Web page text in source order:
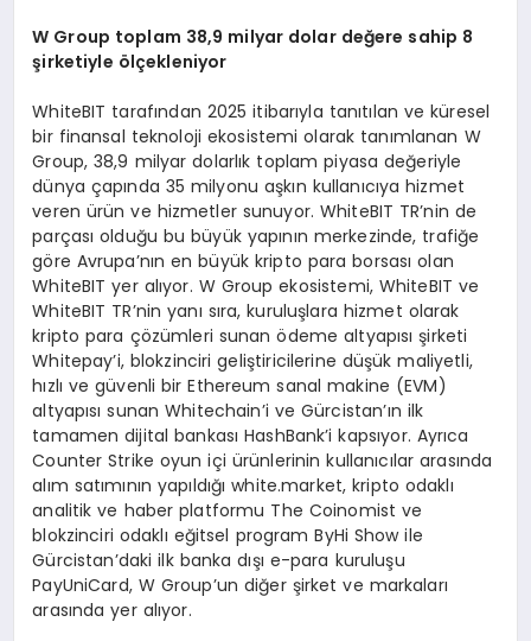
W Group toplam 38,9 milyar dolar değere sahip 8
şirketiyle ölçekleniyor
WhiteBIT tarafından 2025 itibarıyla tanıtılan ve küresel
bir finansal teknoloji ekosistemi olarak tanımlanan W
Group, 38,9 milyar dolarlık toplam piyasa değeriyle
dünya çapında 35 milyonu aşkın kullanıcıya hizmet
veren ürün ve hizmetler sunuyor. WhiteBIT TR’nin de
parçası olduğu bu büyük yapının merkezinde, trafiğe
göre Avrupa’nın en büyük kripto para borsası olan
WhiteBIT yer alıyor. W Group ekosistemi, WhiteBIT ve
WhiteBIT TR’nin yanı sıra, kuruluşlara hizmet olarak
kripto para çözümleri sunan ödeme altyapısı şirketi
Whitepay’i, blokzinciri geliştiricilerine düşük maliyetli,
hızlı ve güvenli bir Ethereum sanal makine (EVM)
altyapısı sunan Whitechain’i ve Gürcistan’ın ilk
tamamen dijital bankası HashBank’i kapsıyor. Ayrıca
Counter Strike oyun içi ürünlerinin kullanıcılar arasında
alım satımının yapıldığı white.market, kripto odaklı
analitik ve haber platformu The Coinomist ve
blokzinciri odaklı eğitsel program ByHi Show ile
Gürcistan’daki ilk banka dışı e-para kuruluşu
PayUniCard, W Group’un diğer şirket ve markaları
arasında yer alıyor.